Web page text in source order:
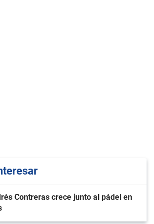
Contreras crece junto al pádel en